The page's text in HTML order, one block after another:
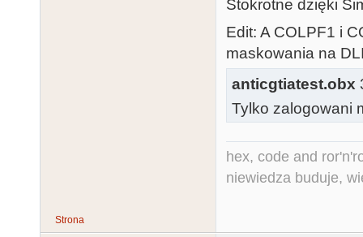
Stokrotne dzięki
Edit: A COLPF1 i
maskowania na
anticgtiatest.obx
Tylko zalogowani
hex, code and
niewiedza buduje,
Strona